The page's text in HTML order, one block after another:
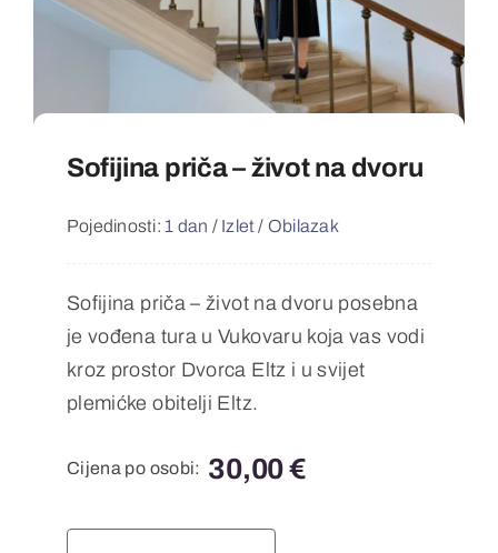
Sofijina priča – život na dvoru
Pojedinosti: 1 dan / Izlet / Obilazak
Sofijina priča – život na dvoru posebna
je vođena tura u Vukovaru koja vas vodi
kroz prostor Dvorca Eltz i u svijet
plemićke obitelji Eltz.
Cijena po osobi: 30,00€